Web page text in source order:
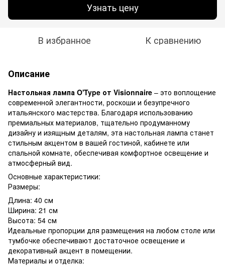
Узнать цену
В избранное К сравнению
Описание
Настольная лампа O'Type от Visionnaire – это воплощение
современной элегантности, роскоши и безупречного
итальянского мастерства. Благодаря использованию
премиальных материалов, тщательно продуманному
дизайну и изящным деталям, эта настольная лампа станет
стильным акцентом в вашей гостиной, кабинете или
спальной комнате, обеспечивая комфортное освещение и
атмосферный вид.
Основные характеристики:
Размеры:
Длина: 40 см
Ширина: 21 см
Высота: 54 см
Идеальные пропорции для размещения на любом столе или
тумбочке обеспечивают достаточное освещение и
декоративный акцент в помещении.
Материалы и отделка: